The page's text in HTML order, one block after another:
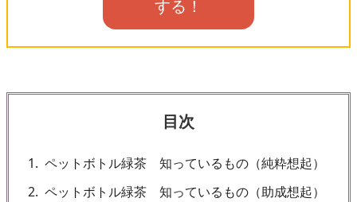
する！
目次
1
ペットボトル緑茶 知っているもの（純粋想起）
2 ペットボトル緑茶 知っているもの（助成想起）